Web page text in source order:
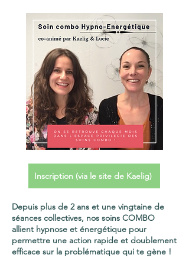
Inscription (via le site de Kaelig)
Depuis plus de 2 ans et une vingtaine de
séances collectives, nos soins COMBO
allient hypnose et énergétique pour
permettre une action rapide et doublement
efficace sur la problématique qui te gène !